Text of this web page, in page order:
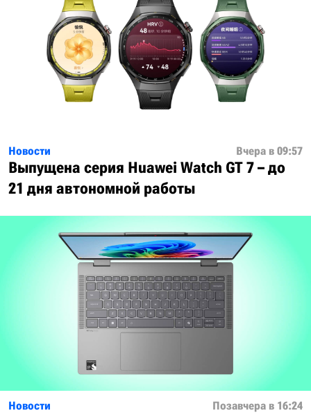
Новости Вчера в 09:57
Выпущена серия Huawei Watch GT 7 – до
21 дня автономной работы
Новости Позавчера в 16:24